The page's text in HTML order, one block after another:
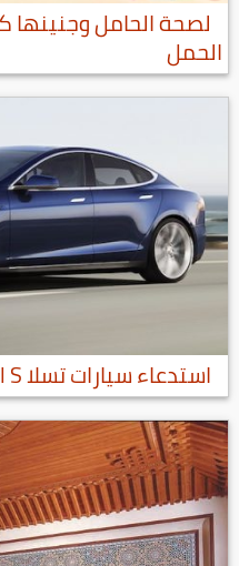
لصحة الحامل وجنينها
الحمل
استدعاء سيارات تسلا Model S بسبب خلل مصنعي